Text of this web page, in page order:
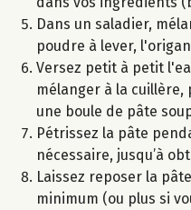
Dans un saladier,
poudre à lever,
Versez petit à petit
mélanger à la cuillère,
une boule de pâte
Pétrissez la pâte
nécessaire, jusqu’à
Laissez reposer la
minimum (ou plus si